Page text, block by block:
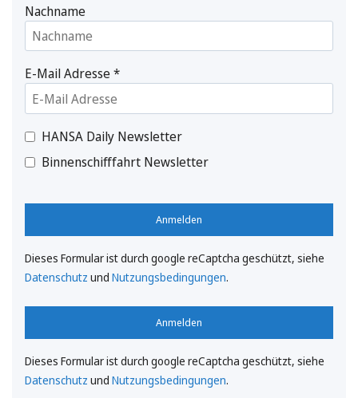
Nachname
E-Mail Adresse*
HANSA Daily Newsletter
Binnenschifffahrt Newsletter
Anmelden
Dieses Formular ist durch google reCaptcha geschützt, siehe
Datenschutz und Nutzungsbedingungen.
Anmelden
Dieses Formular ist durch google reCaptcha geschützt, siehe
Datenschutz und Nutzungsbedingungen.